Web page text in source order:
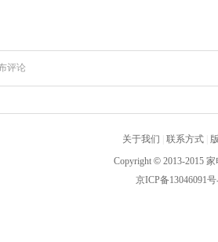
关于我们 联系方式
Copyright © 2013-2015
京ICP备13046091号